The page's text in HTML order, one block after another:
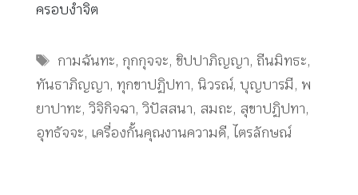
ครอบงำจิต
Tags
กามฉันทะ, กุกกุจจะ, ขิปปาภิญญา, ถีนมิทธะ,
ทันธาภิญญา, ทุกขาปฏิปทา, นิวรณ์, บุญบารมี, พ
ยาปาทะ, วิจิกิจฉา, วิปัสสนา, สมถะ, สุขาปฏิปทา,
อุทธัจจะ, เครื่องกั้นคุณงานความดี, ไตรลักษณ์